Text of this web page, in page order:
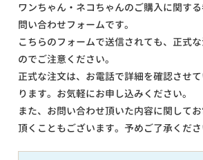
ワンちゃん・ネコちゃんのご購入に関す
問い合わせフォームです。
こちらのフォームで送信されても、正式
のでご注意ください。
正式な注文は、お電話で詳細を確認させ
ります。お気軽にお申し込みください。
また、お問い合わせ頂いた内容に関して
頂くこともございます。予めご了承くださ